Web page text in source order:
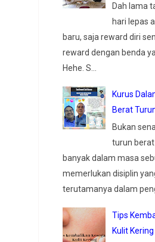
Dah lama
hari lepas
baru, saja reward diri
reward dengan benda
Hehe. S...
Kurus
Berat
Bukan
turun
banyak dalam masa
memerlukan disiplin
terutamanya dalam
Tips
Kulit Kering